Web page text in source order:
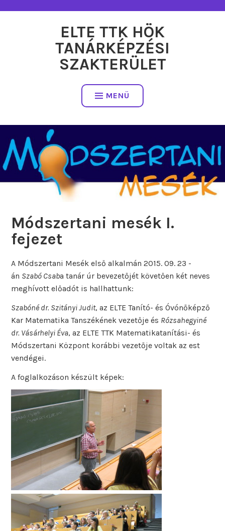
ELTE TTK HÖK
TANÁRKÉPZÉSI
SZAKTERÜLET
MENÜ
Módszertani mesék I.
fejezet
A Módszertani Mesék első alkalmán 2015. 09. 23 -
án Szabó Csaba tanár úr bevezetőjét követően két neves
meghívott előadót is hallhattunk:
Szabóné dr. Szitányi Judit, az ELTE Tanító- és Óvónőképző
Kar Matematika Tanszékének vezetője és Rózsahegyiné
dr. Vásárhelyi Éva, az ELTE TTK Matematikatanítási- és
Módszertani Központ korábbi vezetője voltak az est
vendégei.
A foglalkozáson készült képek: